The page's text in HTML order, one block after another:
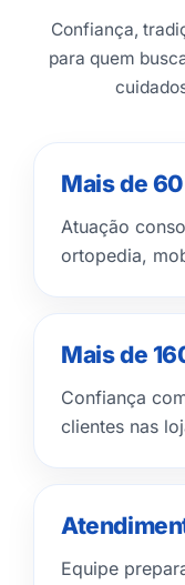
Confiança,
para quem
Mais de
Atuação
ortopedia,
Mais de
Confiança
clientes nas
Equipe